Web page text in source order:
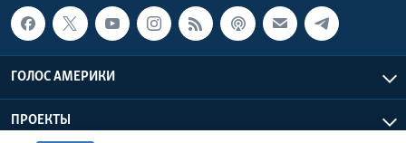
ГОЛОС АМЕРИКИ
ПРОЕКТЫ